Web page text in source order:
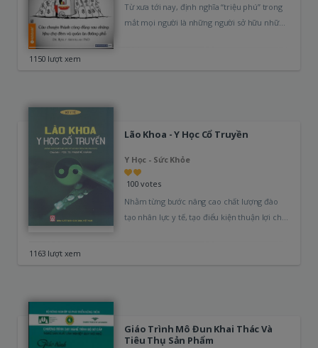
Từ xưa tới nay, định nghĩa “triệu phú” trong
mắt mọi người là những người sở hữu những
1150 lượt xem
Lão Khoa - Y Học Cổ Truyền
Y Học - Sức Khỏe
100 votes
Nhằm từng bước nâng cao chất lượng đào
tạo nhân lực y tế, tạo điểu kiện thuận lợi cho
1163 lượt xem
Giáo Trình Mô Đun Khai Thác Và
Tiêu Thụ Sản Phẩm